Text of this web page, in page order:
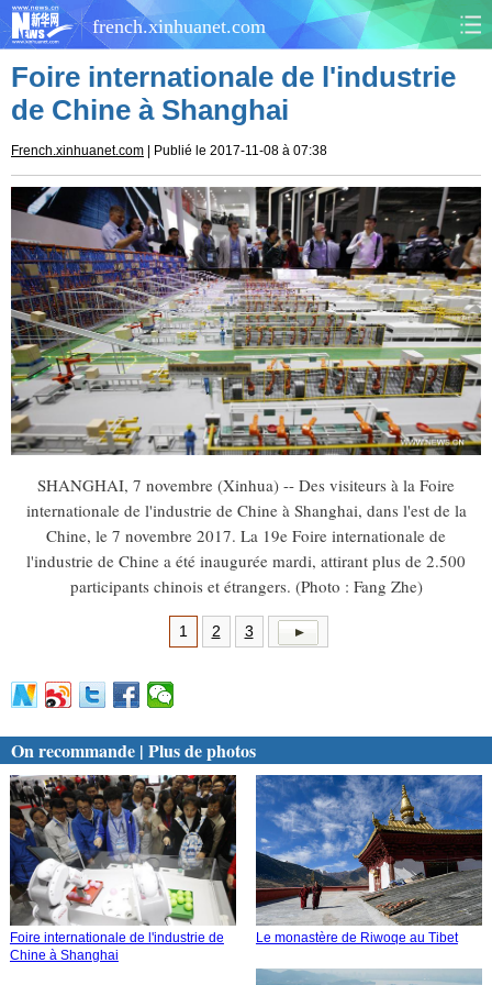
french.xinhuanet.com
CHINE MONDE
CULTURE SOCIÉTÉ
SANTÉ SPORTS
SCI&TECH PLANÈTE
TOURISME DOCUMENTS
DOSSIERS PHOTOS
Foire internationale de l'industrie
de Chine à Shanghai
French.xinhuanet.com | Publié le 2017-11-08 à 07:38
SHANGHAI, 7 novembre (Xinhua) -- Des visiteurs à la Foire
internationale de l'industrie de Chine à Shanghai, dans l'est de la
Chine, le 7 novembre 2017. La 19e Foire internationale de
l'industrie de Chine a été inaugurée mardi, attirant plus de 2.500
participants chinois et étrangers. (Photo : Fang Zhe)
1 2 3
On recommande | Plus de photos
Foire internationale de l'industrie de
Chine à Shanghai
Le monastère de Riwoqe au Tibet